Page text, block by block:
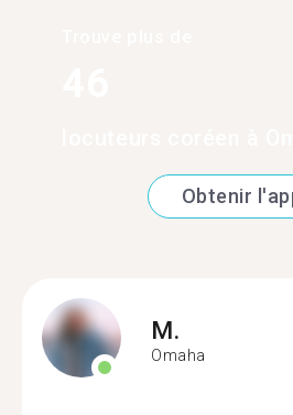
Obtenir
M.
Omaha